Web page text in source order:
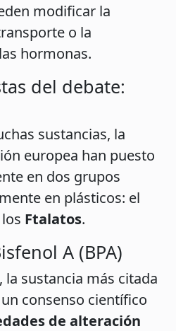
modificar la
o la
hormonas.
del debate:
sustancias, la
europea han puesto
en dos grupos
en plásticos: el
Ftalatos.
A (BPA)
la sustancia más citada
consenso científico
de alteración